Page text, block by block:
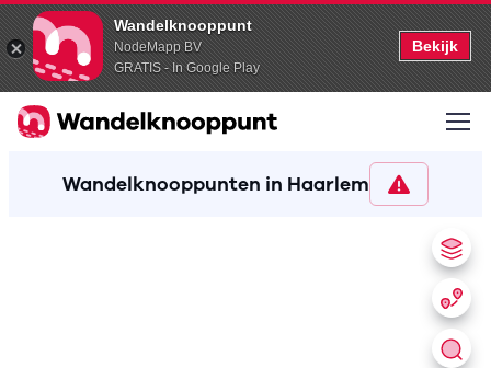
Wandelknooppunt
NodeMapp BV
GRATIS - In Google Play
Bekijk
Wandelknooppunten in Haarlem